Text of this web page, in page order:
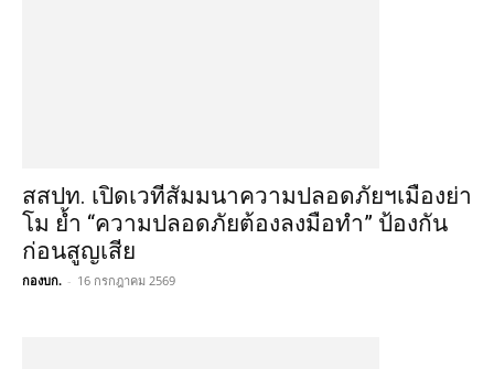
สสปท. เปิดเวทีสัมมนาความปลอดภัยฯเมืองย่า
โม ย้ำ “ความปลอดภัยต้องลงมือทำ” ป้องกัน
ก่อนสูญเสีย
กองบก. - 16 กรกฎาคม 2569